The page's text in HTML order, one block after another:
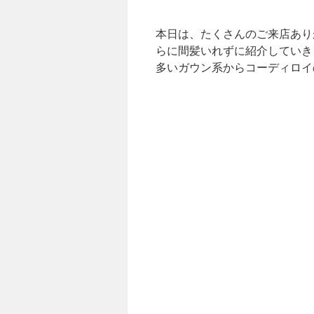
本日は、たくさんのご来店あ
らに間髪いれずに紹介してい
多いガウン系からコーディロ